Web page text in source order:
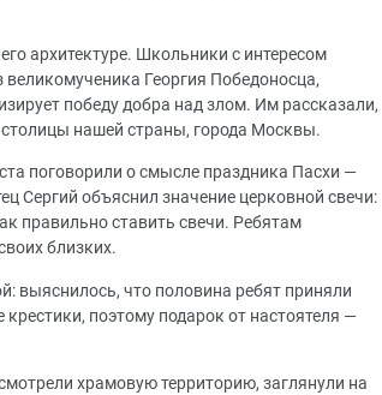
архитектуре. Школьники с интересом
Георгия Победоносца,
победу добра над злом. Им рассказали,
столицы нашей страны, города Москвы.
поговорили о смысле праздника Пасхи —
Сергий объяснил значение церковной свечи:
правильно ставить свечи. Ребятам
близких.
выяснилось, что половина ребят приняли
поэтому подарок от настоятеля —
храмовую территорию, заглянули на